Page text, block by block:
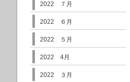
2022 ７月
2022 ６月
2022 ５月
2022 4月
2022 ３月